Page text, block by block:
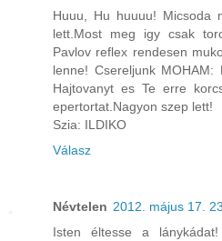
Huuu, Hu huuuu! Micsoda
lett.Most meg igy csak
Pavlov reflex rendesen
lenne! Csereljunk
Hajtovanyt es Te erre
epertortat.Nagyon szep lett!
Szia: ILDIKO
Válasz
Névtelen 2012. május 17.
Isten éltesse a